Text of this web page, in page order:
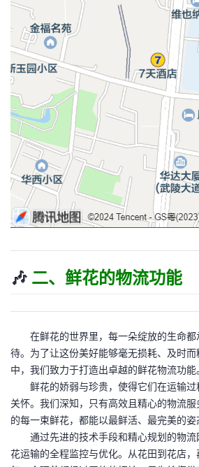
🎶 二、鲜花的物流功能
在鲜花的世界里，每一朵绽放的生命都
待。为了让这份美好能够毫无损耗、及时
中，我们致力于打造出卓越的鲜花物流功能
鲜花的娇弱与珍贵，使得它们在运输过
关怀。我们深知，只有高效且精心的物流
的每一束鲜花，都能以最鲜活、最完美的姿
通过先进的技术手段和精心规划的物流
花运输的全程监控与优化。从花田到花店，